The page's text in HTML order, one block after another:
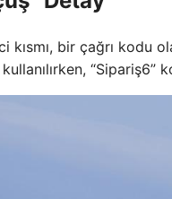
bir çağrı kodu
“Sipariş6”